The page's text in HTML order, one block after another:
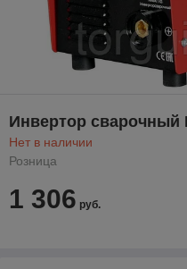
Инвертор сварочный
Нет в наличии
Розница
1 306 руб.